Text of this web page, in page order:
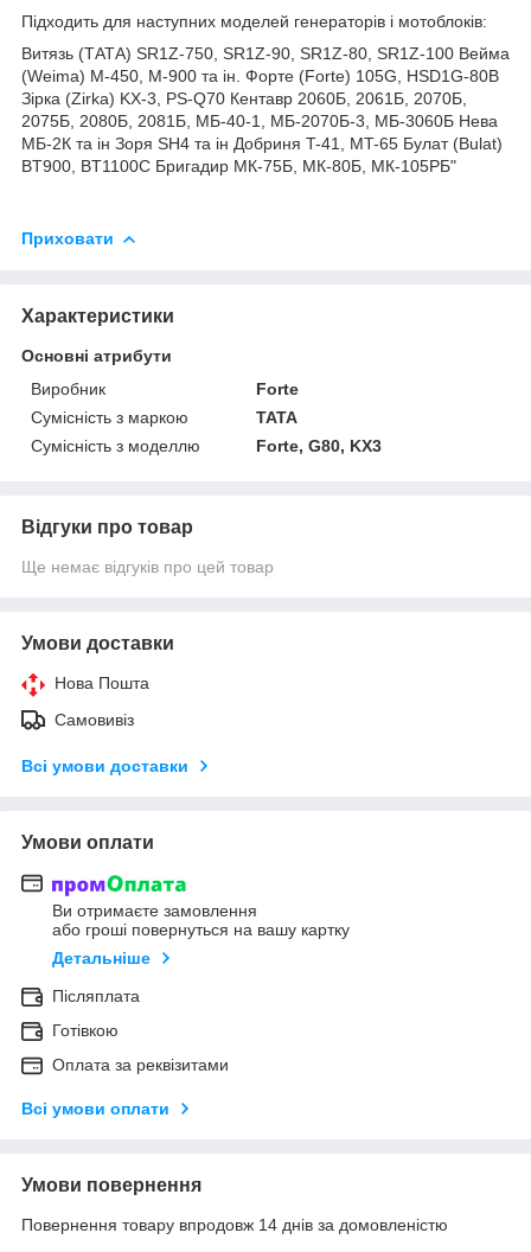
Підходить для наступних моделей генераторів і мотоблоків:
Витязь (ТАТА) SR1Z-750, SR1Z-90, SR1Z-80, SR1Z-100 Вейма
(Weima) M-450, M-900 та ін. Форте (Forte) 105G, HSD1G-80B
Зірка (Zirka) KX-3, PS-Q70 Кентавр 2060Б, 2061Б, 2070Б,
2075Б, 2080Б, 2081Б, МБ-40-1, МБ-2070Б-3, МБ-3060Б Нева
МБ-2К та ін Зоря SH4 та ін Добриня T-41, MT-65 Булат (Bulat)
BT900, BT1100C Бригадир МК-75Б, МК-80Б, МК-105РБ"
Приховати
Характеристики
Основні атрибути
Виробник
Forte
Сумісність з маркою
TATA
Сумісність з моделлю
Forte, G80, KX3
Відгуки про товар
Ще немає відгуків про цей товар
Умови доставки
Нова Пошта
Самовивіз
Всі умови доставки
Умови оплати
Ви отримаєте замовлення
або гроші повернуться на вашу картку
Детальніше
Післяплата
Готівкою
Оплата за реквізитами
Всі умови оплати
Умови повернення
Повернення товару впродовж 14 днів за домовленістю